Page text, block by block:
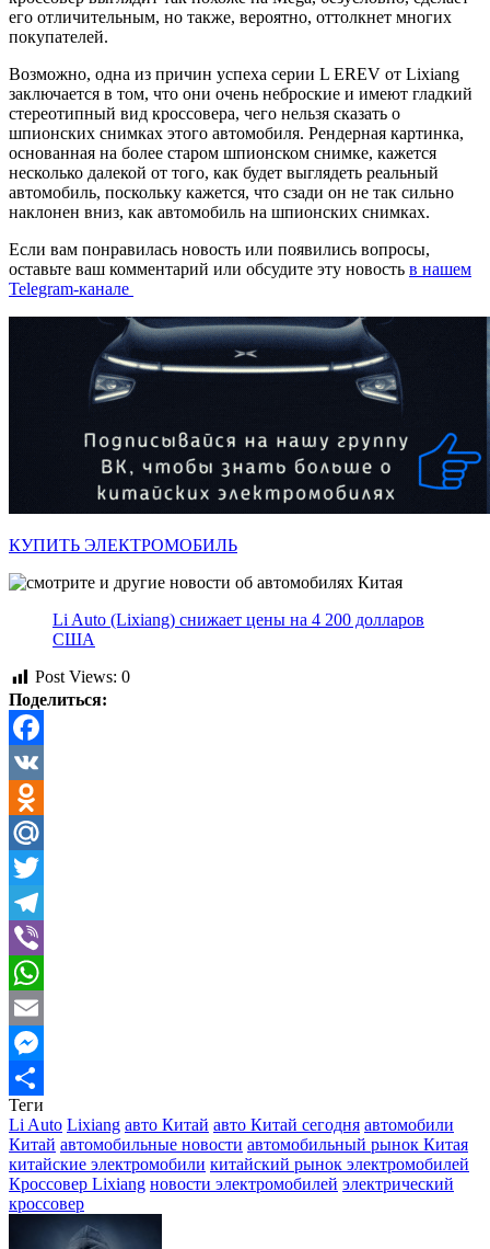
его отличительным, но также, вероятно, оттолкнет многих
покупателей.
Возможно, одна из причин успеха серии L EREV от Lixiang
заключается в том, что они очень неброские и имеют гладкий
стереотипный вид кроссовера, чего нельзя сказать о
шпионских снимках этого автомобиля. Рендерная картинка,
основанная на более старом шпионском снимке, кажется
несколько далекой от того, как будет выглядеть реальный
автомобиль, поскольку кажется, что сзади он не так сильно
наклонен вниз, как автомобиль на шпионских снимках.
Если вам понравилась новость или появились вопросы,
оставьте ваш комментарий или обсудите эту новость в нашем
Telegram-канале
КУПИТЬ ЭЛЕКТРОМОБИЛЬ
Li Auto (Lixiang) снижает цены на 4 200 долларов
США
Post Views: 0
Поделиться:
Facebook
VK
Odnoklassniki
Mail.Ru
Twitter
Telegram
Viber
WhatsApp
Email
Messenger
Отправить
Теги
Li Auto Lixiang авто Китай авто Китай сегодня автомобили
Китай автомобильные новости автомобильный рынок Китая
китайские электромобили китайский рынок электромобилей
Кроссовер Lixiang новости электромобилей электрический
кроссовер